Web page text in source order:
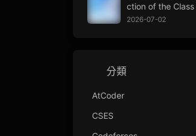
ction of the Class
t2026-07-02
分類
AtCoder
CSES